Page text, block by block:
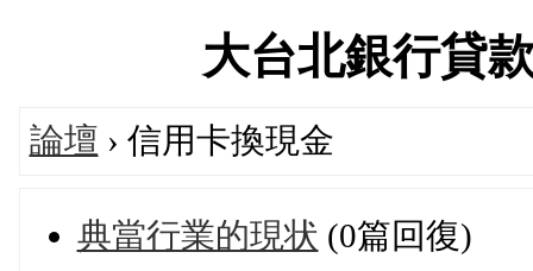
大台北銀行貸
論壇 › 信用卡換現金
典當行業的現状 (0篇回復)